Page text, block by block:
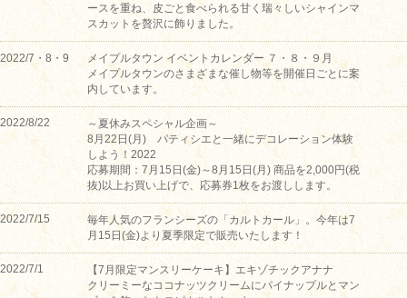
ースを重ね、皮ごと食べられる甘く瑞々しいシャインマ
スカットを贅沢に飾りました。
2022/7・8・9
メイプルタウン イベントカレンダー ７・８・９月
メイプルタウンのさまざまな催し物等を開催日ごとに案
内しています。
2022/8/22
～夏休みスペシャル企画～
8月22日(月) パティシエと一緒にデコレーション体験
しよう！2022
応募期間：7月15日(金)～8月15日(月) 商品を2,000円(税
抜)以上お買い上げで、応募券1枚をお渡しします。
2022/7/15
毎年人気のフランシーズの「カルトカール」。今年は7
月15日(金)より夏季限定で販売いたします！
2022/7/1
【7月限定マンスリーケーキ】エキゾチックアナナ
クリーミーなココナッツクリームにパイナップルとマン